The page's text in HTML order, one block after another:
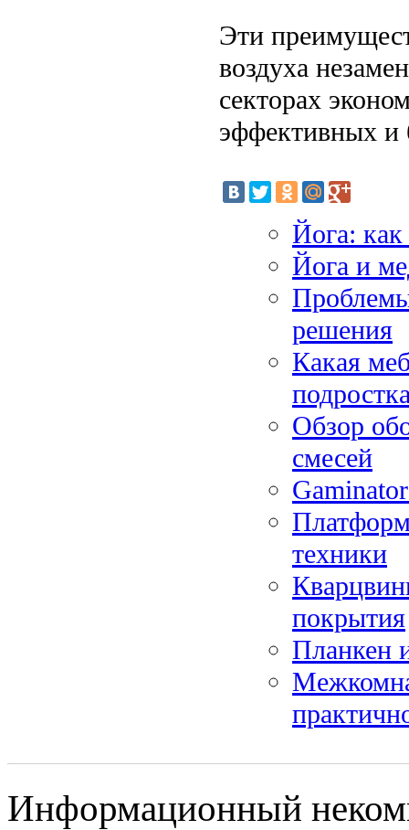
Эти
воздуха
секторах
эффективных и
Йога: как
Йога и
решения
Какая
Обзор
смесей
техники
покрытия
Планкен
Информационный